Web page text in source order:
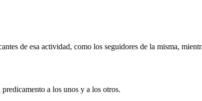
de esa actividad, como los seguidores de la misma,
a los unos y a los otros.